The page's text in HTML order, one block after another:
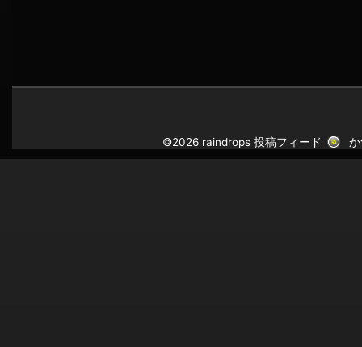
©2026 raindrops投稿フィード